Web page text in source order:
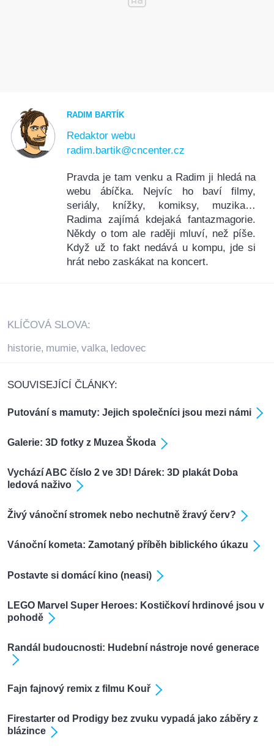
RADIM BARTÍK
Redaktor webu
radim.bartik@cncenter.cz
Pravda je tam venku a Radim ji hledá na
webu ábíčka. Nejvíc ho baví filmy,
seriály, knížky, komiksy, muzika…
Radima zajímá kdejaká fantazmagorie.
Někdy o tom ale raději mluví, než píše.
Když už to fakt nedává u kompu, jde si
hrát nebo zaskákat na koncert.
KLÍČOVÁ SLOVA:
historie, mumie, valka, ledovec
SOUVISEJÍCÍ ČLÁNKY:
Putování s mamuty: Jejich společníci jsou mezi námi
Galerie: 3D fotky z Muzea Škoda
Vychází ABC číslo 2 ve 3D! Dárek: 3D plakát Doba
ledová naživo
Živý vánoční stromek nebo nechutně žravý červ?
Vánoční kometa: Zamotaný příběh biblického úkazu
Postavte si domácí kino (neasi)
LEGO Marvel Super Heroes: Kostičkoví hrdinové jsou v
pohodě
Randál budoucnosti: Hudební nástroje nové generace
Fajn fajnový remix z filmu Kouř
Firestarter od Prodigy bez zvuku vypadá jako záběry z
blázince